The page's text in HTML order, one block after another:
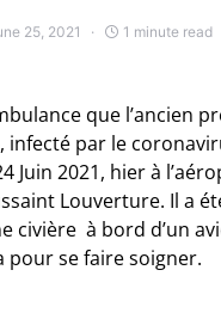
25, 2021 1 minute read
que l’ancien
infecté par le
Juin 2021, hier à
Louverture. Il a
civière à bord d’un
pour se faire soigner.